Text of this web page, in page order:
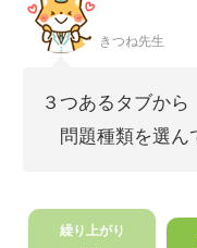
きつね先生
３つあるタブから
問題種類を選ん
繰り上がり